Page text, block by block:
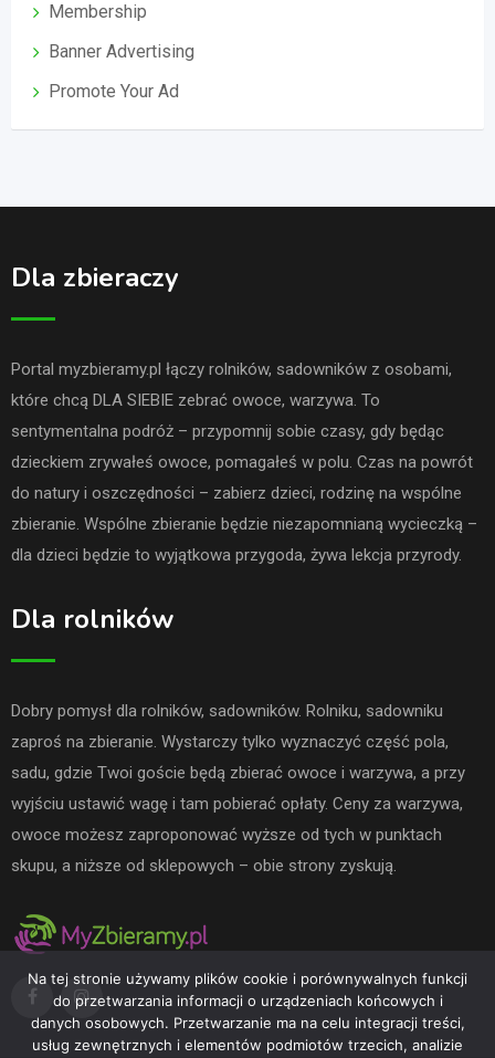
Membership
Banner Advertising
Promote Your Ad
Dla zbieraczy
Portal myzbieramy.pl łączy rolników, sadowników z osobami,
które chcą DLA SIEBIE zebrać owoce, warzywa. To
sentymentalna podróż – przypomnij sobie czasy, gdy będąc
dzieckiem zrywałeś owoce, pomagałeś w polu. Czas na powrót
do natury i oszczędności – zabierz dzieci, rodzinę na wspólne
zbieranie. Wspólne zbieranie będzie niezapomnianą wycieczką –
dla dzieci będzie to wyjątkowa przygoda, żywa lekcja przyrody.
Dla rolników
Dobry pomysł dla rolników, sadowników. Rolniku, sadowniku
zaproś na zbieranie. Wystarczy tylko wyznaczyć część pola,
sadu, gdzie Twoi goście będą zbierać owoce i warzywa, a przy
wyjściu ustawić wagę i tam pobierać opłaty. Ceny za warzywa,
owoce możesz zaproponować wyższe od tych w punktach
skupu, a niższe od sklepowych – obie strony zyskują.
Na tej stronie używamy plików cookie i porównywalnych funkcji
do przetwarzania informacji o urządzeniach końcowych i
danych osobowych. Przetwarzanie ma na celu integracji treści,
usług zewnętrznych i elementów podmiotów trzecich, analizie